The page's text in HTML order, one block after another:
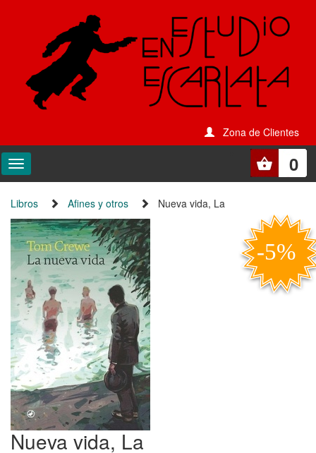
Zona de Clientes
0
Libros Afines y otros Nueva vida, La
Nueva vida, La